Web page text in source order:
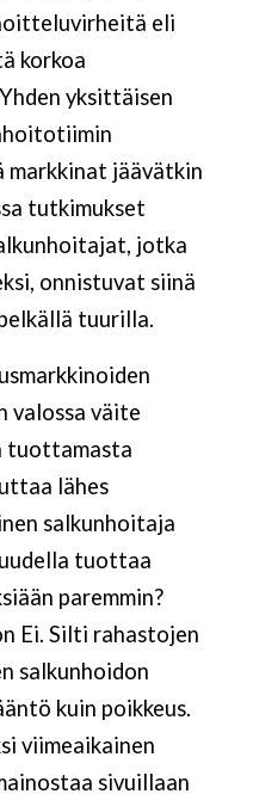
eli
korkoa
yksittäisen
markkinat jäävätkin
tutkimukset
jotka
onnistuvat siinä
tuurilla.
valossa väite
tuottamasta
lähes
salkunhoitaja
tuottaa
paremmin?
Ei. Silti rahastojen
salkunhoidon
kuin poikkeus.
viimeaikainen
sivuillaan